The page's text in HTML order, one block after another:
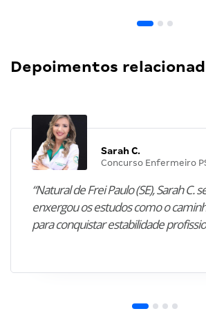
Depoimentos
Sarah C.
Concurso Enfermeiro
“Natural de Frei Paulo (SE), Sarah C.
enxergou os estudos como o
para conquistar estabilidade